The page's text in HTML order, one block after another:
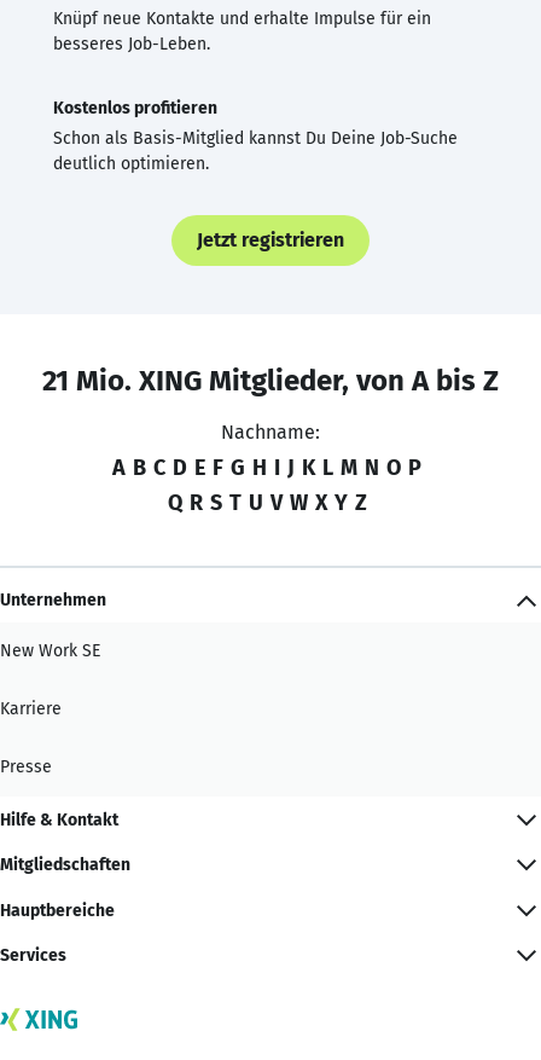
Knüpf neue Kontakte und erhalte Impulse für ein
besseres Job-Leben.
Kostenlos profitieren
Schon als Basis-Mitglied kannst Du Deine Job-Suche
deutlich optimieren.
Jetzt registrieren
21 Mio. XING Mitglieder, von A bis Z
Nachname:
A B C D E F G H I J K L M N O P
Q R S T U V W X Y Z
Unternehmen
New Work SE
Karriere
Presse
Hilfe & Kontakt
Mitgliedschaften
Hauptbereiche
Services